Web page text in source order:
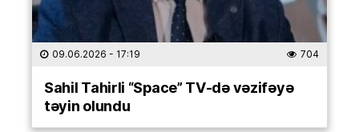
09.06.2026 - 17:19 704
Sahil Tahirli “Space” TV-də vəzifəyə
təyin olundu